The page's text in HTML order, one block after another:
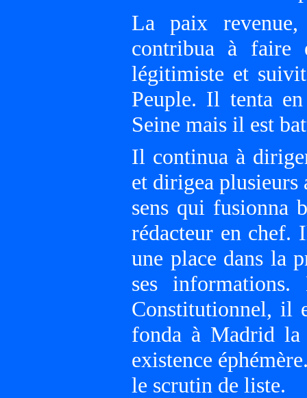
La paix
contribua à faire
légitimiste et
Peuple. Il tenta
Seine mais il est
Il continua à
et dirigea
sens qui fusionna
rédacteur en
une place dans la
ses
Constitutionnel, il
fonda à Madrid la
existence
le scrutin de liste.